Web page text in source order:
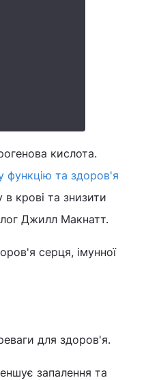
кислота.
функцію та здоров'я
крові та знизити
Джилл Макнатт.
серця, імунної
для здоров'я.
запалення та